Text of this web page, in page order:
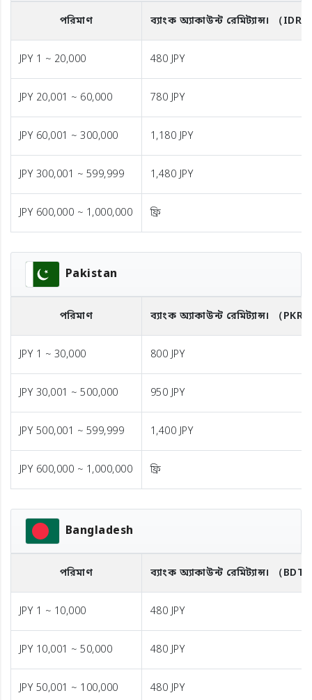
পরিমাণ ব্যাংক অ্যাকাউন্ট রেমিট্যান্স। （IDR）
JPY 1 ~ 20,000 480 JPY
JPY 20,001 ~ 60,000 780 JPY
JPY 60,001 ~ 300,000 1,180 JPY
JPY 300,001 ~ 599,999 1,480 JPY
JPY 600,000 ~ 1,000,000 ফ্রি
Pakistan
পরিমাণ ব্যাংক অ্যাকাউন্ট রেমিট্যান্স। （PKR
JPY 1 ~ 30,000 800 JPY
JPY 30,001 ~ 500,000 950 JPY
JPY 500,001 ~ 599,999 1,400 JPY
JPY 600,000 ~ 1,000,000 ফ্রি
Bangladesh
পরিমাণ ব্যাংক অ্যাকাউন্ট রেমিট্যান্স। （BDT
JPY 1 ~ 10,000 480 JPY
JPY 10,001 ~ 50,000 480 JPY
JPY 50,001 ~ 100,000 480 JPY